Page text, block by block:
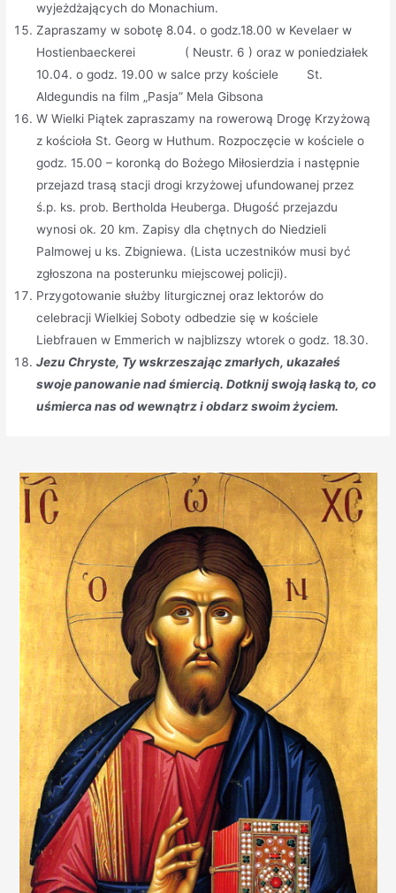
wyjeżdżających do Monachium.
Zapraszamy w sobotę 8.04. o godz.18.00 w Kevelaer w
Hostienbaeckerei ( Neustr. 6 ) oraz w poniedziałek
10.04. o godz. 19.00 w salce przy kościele St.
Aldegundis na film „Pasja” Mela Gibsona
W Wielki Piątek zapraszamy na rowerową Drogę Krzyżową
z kościoła St. Georg w Huthum. Rozpoczęcie w kościele o
godz. 15.00 – koronką do Bożego Miłosierdzia i następnie
przejazd trasą stacji drogi krzyżowej ufundowanej przez
ś.p. ks. prob. Bertholda Heuberga. Długość przejazdu
wynosi ok. 20 km. Zapisy dla chętnych do Niedzieli
Palmowej u ks. Zbigniewa. (Lista uczestników musi być
zgłoszona na posterunku miejscowej policji).
Przygotowanie służby liturgicznej oraz lektorów do
celebracji Wielkiej Soboty odbedzie się w kościele
Liebfrauen w Emmerich w najblizszy wtorek o godz. 18.30.
Jezu Chryste, Ty wskrzeszając zmarłych, ukazałeś
swoje panowanie nad śmiercią. Dotknij swoją łaską to, co
uśmierca nas od wewnątrz i obdarz swoim życiem.